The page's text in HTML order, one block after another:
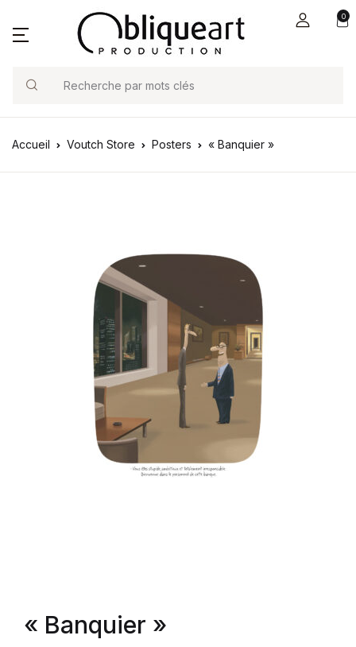
0
Search
Accueil Voutch Store Posters « Banquier »
« Banquier »